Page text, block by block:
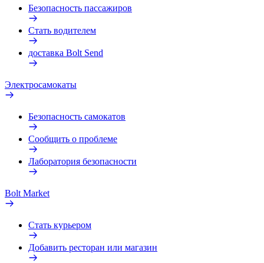
Безопасность пассажиров
Стать водителем
доставка Bolt Send
Электросамокаты
Безопасность самокатов
Сообщить о проблеме
Лаборатория безопасности
Bolt Market
Стать курьером
Добавить ресторан или магазин